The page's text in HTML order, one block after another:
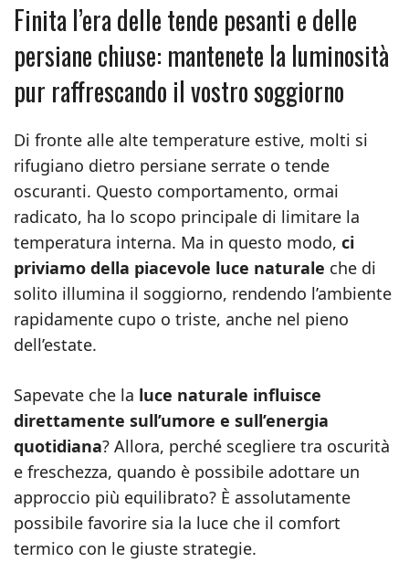
Finita l’era delle tende pesanti e delle
persiane chiuse: mantenete la luminosità
pur raffrescando il vostro soggiorno
Di fronte alle alte temperature estive, molti si
rifugiano dietro persiane serrate o tende
oscuranti. Questo comportamento, ormai
radicato, ha lo scopo principale di limitare la
temperatura interna. Ma in questo modo, ci
priviamo della piacevole luce naturale che di
solito illumina il soggiorno, rendendo l’ambiente
rapidamente cupo o triste, anche nel pieno
dell’estate.
Sapevate che la luce naturale influisce
direttamente sull’umore e sull’energia
quotidiana? Allora, perché scegliere tra oscurità
e freschezza, quando è possibile adottare un
approccio più equilibrato? È assolutamente
possibile favorire sia la luce che il comfort
termico con le giuste strategie.